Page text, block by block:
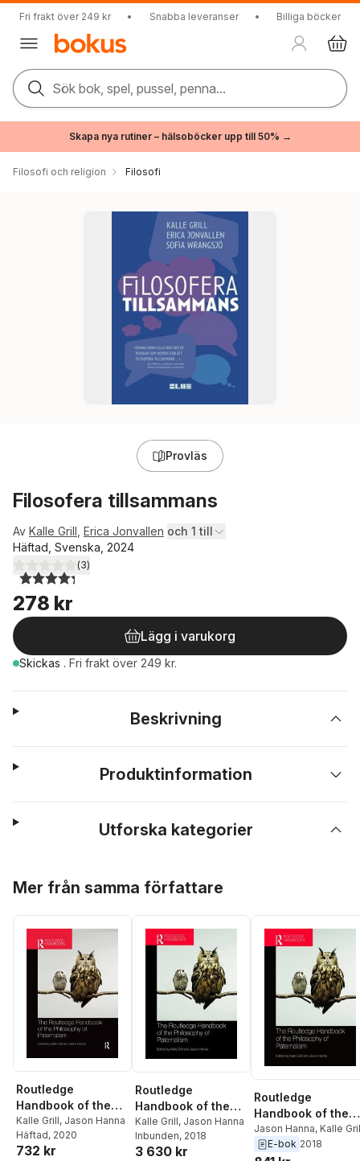
Fri frakt över 249 kr • Snabba leveranser • Billiga böcker
Sök bok, spel, pussel, penna...
Skapa nya rutiner – hälsoböcker upp till 50% →
Filosofi och religion Filosofi
Provläs
Filosofera tillsammans
Av Kalle Grill Erica Jonvallen och 1 till
Häftad, Svenska, 2024
4,3utav 5 stjärnor. Totalt antal röster:
(3)
278 kr
Lägg i varukorg
Skickas . Fri frakt över 249 kr.
Beskrivning
Produktinformation
Utforska kategorier
Mer från samma författare
Routledge
Handbook of the
Philosophy of
Paternalism
Kalle Grill, Jason Hanna
Häftad, 2020
732 kr
Routledge
Handbook of the
Philosophy of
Paternalism
Kalle Grill, Jason Hanna
Inbunden, 2018
3 630 kr
Routledge
Handbook of the
Philosophy of
Paternalism
Jason Hanna, Kalle
E-bok 2018